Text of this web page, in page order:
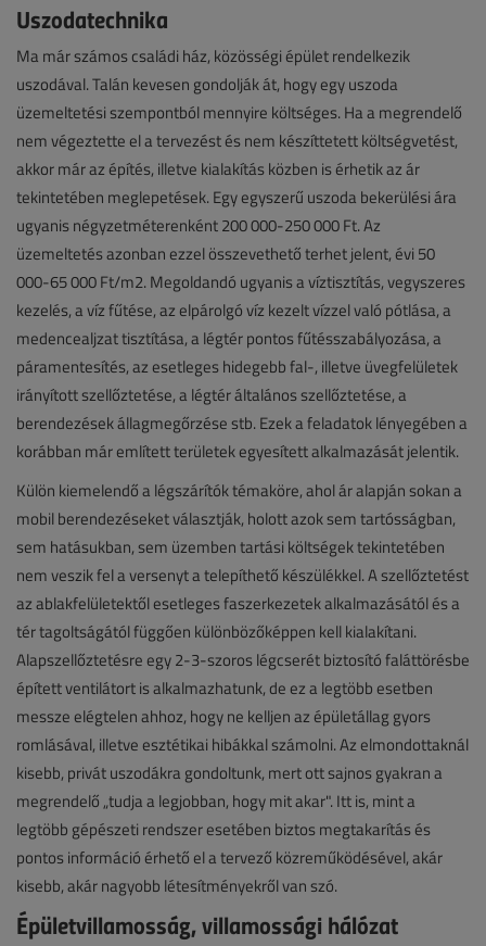
Uszodatechnika
Ma már számos családi ház, közösségi épület rendelkezik
uszodával. Talán kevesen gondolják át, hogy egy uszoda
üzemeltetési szempontból mennyire költséges. Ha a megrendelő
nem végeztette el a tervezést és nem készíttetett költségvetést,
akkor már az építés, illetve kialakítás közben is érhetik az ár
tekintetében meglepetések. Egy egyszerű uszoda bekerülési ára
ugyanis négyzetméterenként 200 000-250 000 Ft. Az
üzemeltetés azonban ezzel összevethető terhet jelent, évi 50
000-65 000 Ft/m2. Megoldandó ugyanis a víztisztítás, vegyszeres
kezelés, a víz fűtése, az elpárolgó víz kezelt vízzel való pótlása, a
medencealjzat tisztítása, a légtér pontos fűtésszabályozása, a
páramentesítés, az esetleges hidegebb fal-, illetve üvegfelületek
irányított szellőztetése, a légtér általános szellőztetése, a
berendezések állagmegőrzése stb. Ezek a feladatok lényegében a
korábban már említett területek egyesített alkalmazását jelentik.
Külön kiemelendő a légszárítók témaköre, ahol ár alapján sokan a
mobil berendezéseket választják, holott azok sem tartósságban,
sem hatásukban, sem üzemben tartási költségek tekintetében
nem veszik fel a versenyt a telepíthető készülékkel. A szellőztetést
az ablakfelületektől esetleges faszerkezetek alkalmazásától és a
tér tagoltságától függően különbözőképpen kell kialakítani.
Alapszellőztetésre egy 2-3-szoros légcserét biztosító faláttörésbe
épített ventilátort is alkalmazhatunk, de ez a legtöbb esetben
messze elégtelen ahhoz, hogy ne kelljen az épületállag gyors
romlásával, illetve esztétikai hibákkal számolni. Az elmondottaknál
kisebb, privát uszodákra gondoltunk, mert ott sajnos gyakran a
megrendelő „tudja a legjobban, hogy mit akar". Itt is, mint a
legtöbb gépészeti rendszer esetében biztos megtakarítás és
pontos információ érhető el a tervező közreműködésével, akár
kisebb, akár nagyobb létesítményekről van szó.
Épületvillamosság, villamossági hálózat